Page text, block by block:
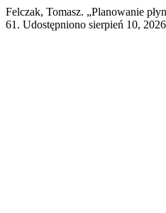
Felczak, Tomasz. „Planowanie
61. Udostępniono sierpień 10,